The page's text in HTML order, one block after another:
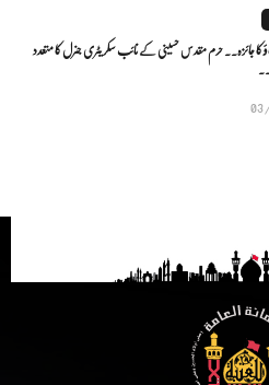
جائزہ.. حرم مقدس حسینی کے نائب سکریٹری جنرل کا متعدد